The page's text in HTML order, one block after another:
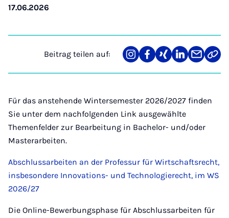
17.06.2026
Beitrag teilen auf:
Teilen
auf
Teilen
auf
Teilen
auf
Teilen
auf
Teilen
über
Mail
Link
Für das anstehende Wintersemester 2026/2027 finden
Sie unter dem nachfolgenden Link ausgewählte
Themenfelder zur Bearbeitung in Bachelor- und/oder
Masterarbeiten.
Abschlussarbeiten an der Professur für Wirtschaftsrecht,
insbesondere Innovations- und Technologierecht, im WS
2026/27
Die Online-Bewerbungsphase für Abschlussarbeiten für